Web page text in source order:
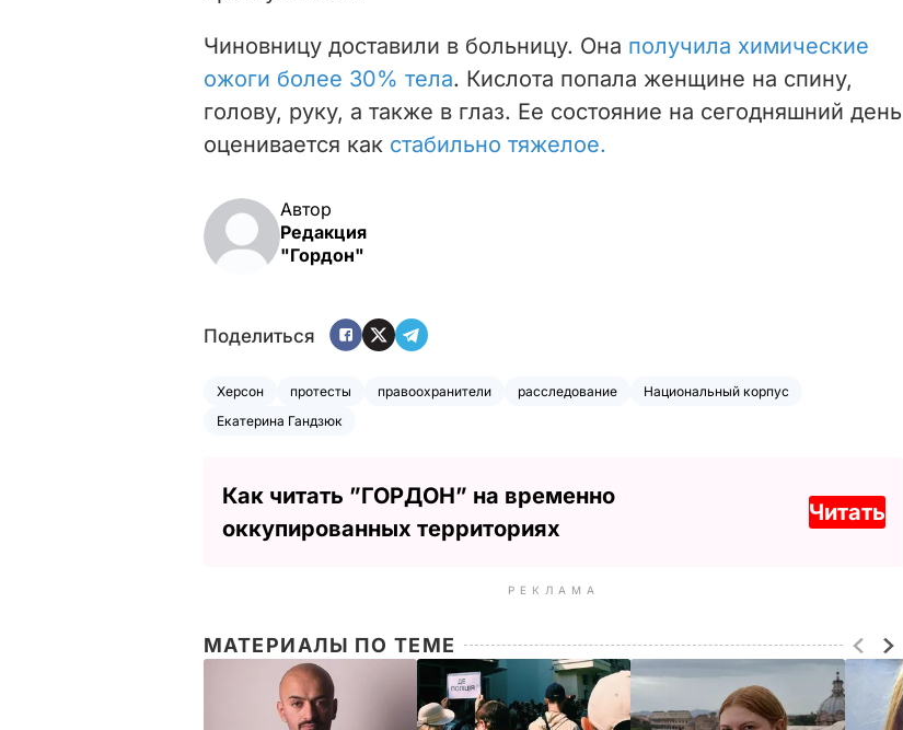
Чиновницу доставили в больницу. Она получила химические
ожоги более 30% тела. Кислота попала женщине на спину,
голову, руку, а также в глаз. Ее состояние на сегодняшний день
оценивается как стабильно тяжелое.
Автор
Редакция
"Гордон"
Поделиться
Херсон протесты правоохранители расследование
Национальный корпус
Екатерина Гандзюк
Как читать ”ГОРДОН” на временно
оккупированных территориях
Читать
РЕКЛАМА
МАТЕРИАЛЫ ПО ТЕМЕ